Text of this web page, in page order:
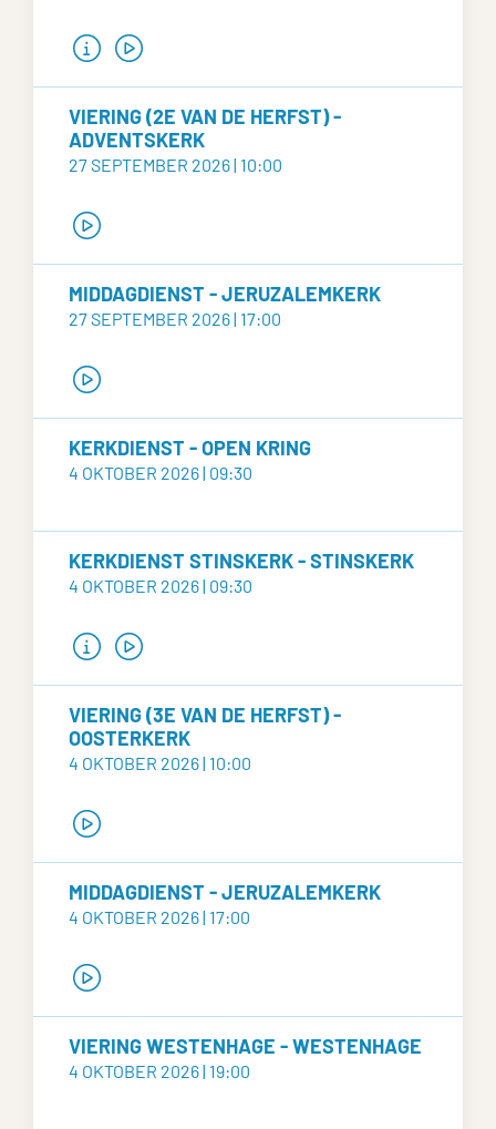
VIERING (2E VAN DE HERFST) -
ADVENTSKERK
27 SEPTEMBER 2026 | 10:00
MIDDAGDIENST - JERUZALEMKERK
27 SEPTEMBER 2026 | 17:00
KERKDIENST - OPEN KRING
4 OKTOBER 2026 | 09:30
KERKDIENST STINSKERK - STINSKERK
4 OKTOBER 2026 | 09:30
VIERING (3E VAN DE HERFST) -
OOSTERKERK
4 OKTOBER 2026 | 10:00
MIDDAGDIENST - JERUZALEMKERK
4 OKTOBER 2026 | 17:00
VIERING WESTENHAGE - WESTENHAGE
4 OKTOBER 2026 | 19:00